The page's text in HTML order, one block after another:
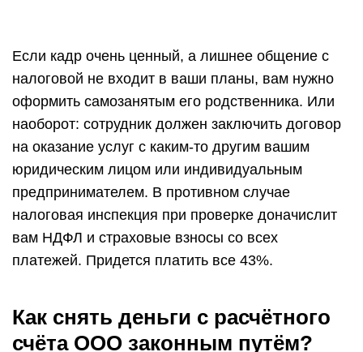
Если кадр очень ценный, а лишнее общение с
налоговой не входит в ваши планы, вам нужно
оформить самозанятым его родственника. Или
наоборот: сотрудник должен заключить договор
на оказание услуг с каким-то другим вашим
юридическим лицом или индивидуальным
предпринимателем. В противном случае
налоговая инспекция при проверке доначислит
вам НДФЛ и страховые взносы со всех
платежей. Придется платить все 43%.
Как снять деньги с расчётного
счёта ООО законным путём?